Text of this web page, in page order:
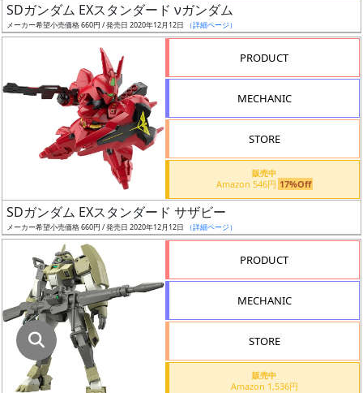
定
最
安
表
示
SDガンダム EXスタンダード νガンダム
メーカー希望小売価格 660円 / 発売日 2020年12月12日 （詳細ページ）
PRODUCT
MECHANIC
STORE
販売中
Amazon 546円 17%Off
SDガンダム EXスタンダード サザビー
メーカー希望小売価格 660円 / 発売日 2020年12月12日 （詳細ページ）
PRODUCT
MECHANIC
STORE
販売中
Amazon 1,536円